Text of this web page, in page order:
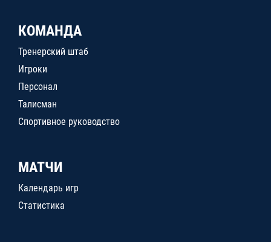
КОМАНДА
Тренерский штаб
Игроки
Персонал
Талисман
Спортивное руководство
МАТЧИ
Календарь игр
Статистика